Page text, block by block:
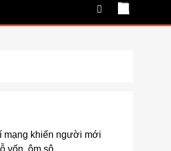
mạng khiến người mới
vốn, ôm sô